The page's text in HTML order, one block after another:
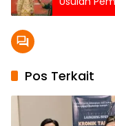
Dominan
Pos Terkait